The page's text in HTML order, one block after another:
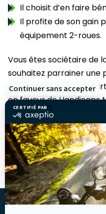
CERTIFIÉ PAR
certifié
Axeptio
-
En
savoir
plus
sur
Axeptio
Continuer sans accepter
Il choisit d’en faire
Il profite de son gain
équipement 2-roues.
Vous êtes sociétaire de
souhaitez parrainer une
entourage et de fait,
en faveur de Handicaps
Rendez-vous dans votre
remplissez leformulaire
espace perso.
Découvrez le
LA MUTUELLE